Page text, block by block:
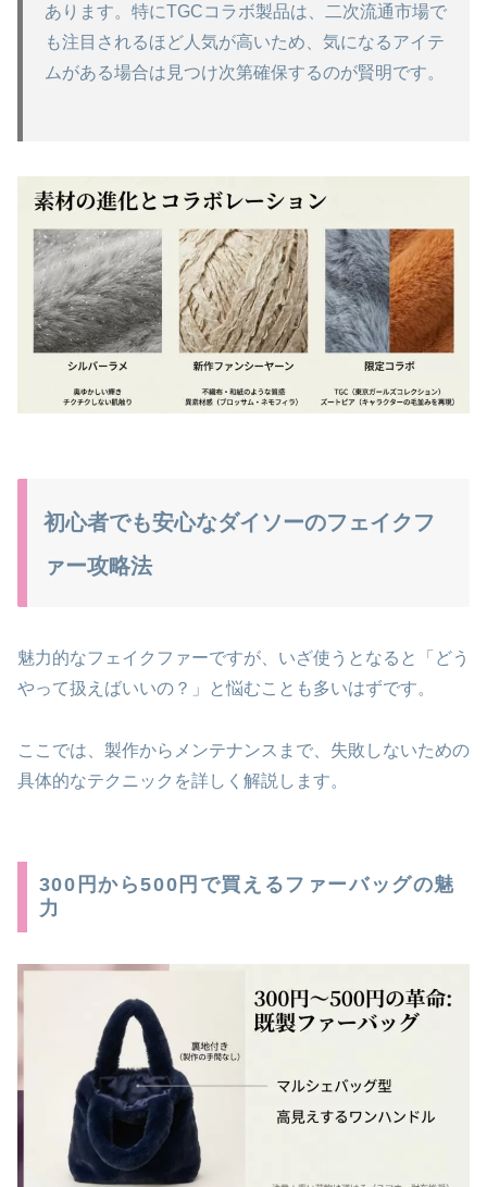
あります。特にTGCコラボ製品は、二次流通市場で
も注目されるほど人気が高いため、気になるアイテ
ムがある場合は見つけ次第確保するのが賢明です。
初心者でも安心なダイソーのフェイクフ
ァー攻略法
魅力的なフェイクファーですが、いざ使うとなると「どう
やって扱えばいいの？」と悩むことも多いはずです。
ここでは、製作からメンテナンスまで、失敗しないための
具体的なテクニックを詳しく解説します。
300円から500円で買えるファーバッグの魅
力